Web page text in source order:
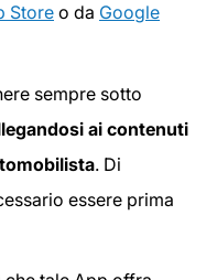
Storeo da Google
sempre sotto
ai contenuti
. Di
essere prima